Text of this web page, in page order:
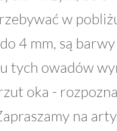
w
4 mm, są
tych owadów
oka -
na